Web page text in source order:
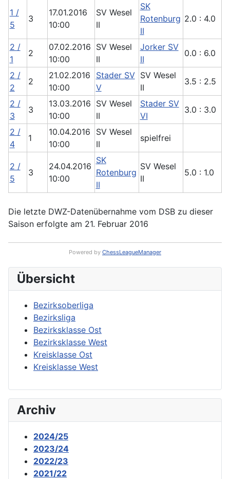
Übersicht
Bezirksoberliga
Bezirksliga
Bezirksklasse Ost
Bezirksklasse West
Kreisklasse Ost
Kreisklasse West
Archiv
2024/25
2023/24
2022/23
2021/22
1 /
5
3
17.01.2016
10:00
SV Wesel
II
SK
Rotenburg
II
2.0 : 4.0
2 /
1
2
07.02.2016
10:00
SV Wesel
II
Jorker SV
II
0.0 : 6.0
2 /
2
2
21.02.2016
10:00
Stader SV
V
SV Wesel
II
3.5 : 2.5
2 /
3
3
13.03.2016
10:00
SV Wesel
II
Stader SV
VI
3.0 : 3.0
2 /
4
1
10.04.2016
10:00
SV Wesel
II
spielfrei
2 /
5
3
24.04.2016
10:00
SK
Rotenburg
II
SV Wesel
II
5.0 : 1.0
Die letzte DWZ-Datenübernahme vom DSB zu dieser
Saison erfolgte am 21. Februar 2016
Powered by ChessLeagueManager